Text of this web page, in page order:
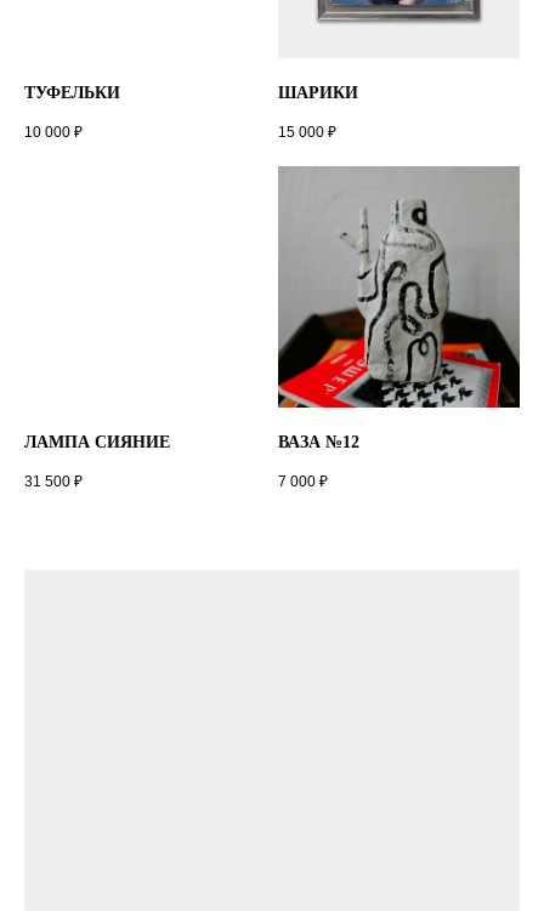
ТУФЕЛЬКИ
10 000 ₽
ШАРИКИ
15 000 ₽
ЛАМПА СИЯНИЕ
31 500 ₽
ВАЗА №12
7 000 ₽